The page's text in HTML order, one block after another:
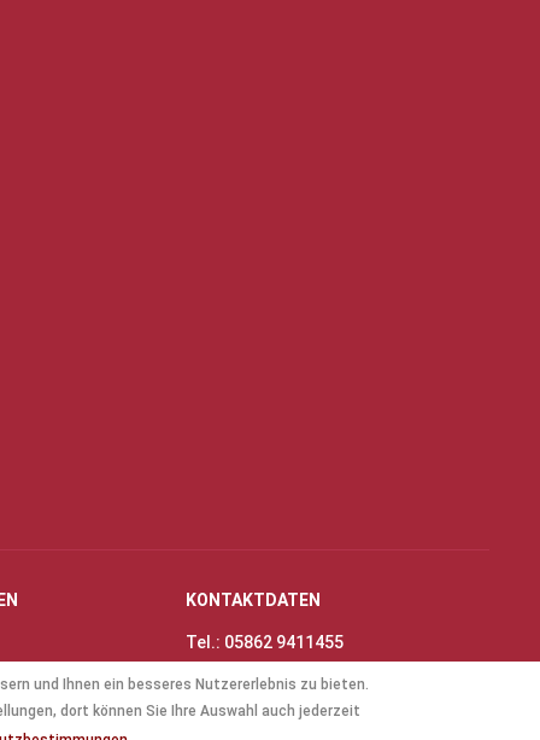
KONTAKTDATEN
Tel.: 05862 9411455
info@thinas-toene.de
und Ihnen ein besseres Nutzererlebnis zu bieten.
dort können Sie Ihre Auswahl auch jederzeit